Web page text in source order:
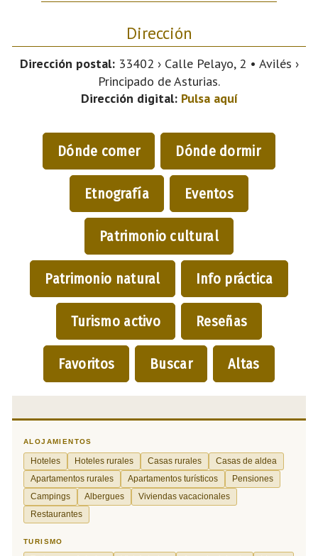
Dirección
Dirección postal:33402 › Calle Pelayo, 2 • Avilés ›
Principado de Asturias.
Dirección digital: Pulsa aquí
Dónde comer Dónde dormir
Etnografía Eventos
Patrimonio cultural
Patrimonio natural Info práctica
Turismo activo Reseñas
Favoritos Buscar Altas